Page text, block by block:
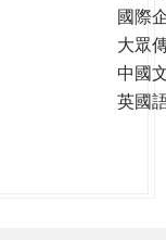
國際
大眾
中國
英國